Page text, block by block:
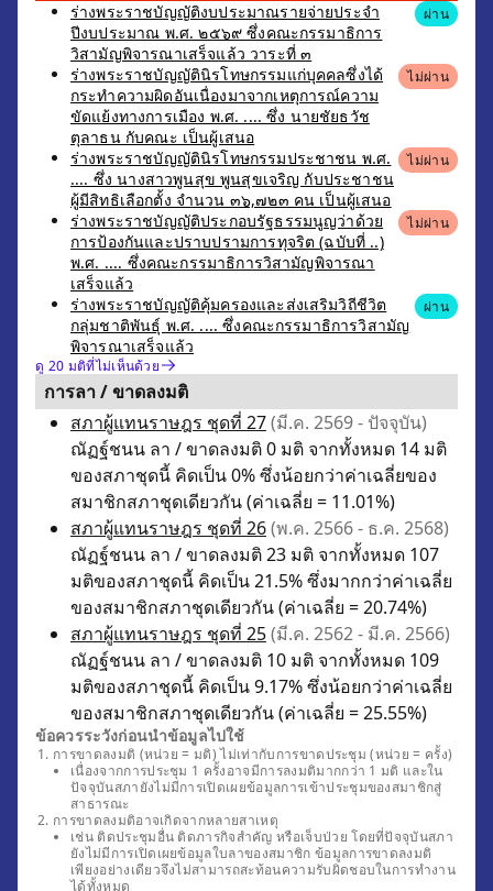
ร่างพระราชบัญญัติงบประมาณรายจ่ายประจำ
ปีงบประมาณ พ.ศ. ๒๕๖๙ ซึ่งคณะกรรมาธิการ
วิสามัญพิจารณาเสร็จแล้ว วาระที่ ๓
ผ่าน
ร่างพระราชบัญญัตินิรโทษกรรมแก่บุคคลซึ่งได้
กระทำความผิดอันเนื่องมาจากเหตุการณ์ความ
ขัดแย้งทางการเมือง พ.ศ. .... ซึ่ง นายชัยธวัช
ตุลาธน กับคณะ เป็นผู้เสนอ
ไม่ผ่าน
ร่างพระราชบัญญัตินิรโทษกรรมประชาชน พ.ศ.
.... ซึ่ง นางสาวพูนสุข พูนสุขเจริญ กับประชาชน
ผู้มีสิทธิเลือกตั้ง จำนวน ๓๖,๗๒๓ คน เป็นผู้เสนอ
ไม่ผ่าน
ร่างพระราชบัญญัติประกอบรัฐธรรมนูญว่าด้วย
การป้องกันและปราบปรามการทุจริต (ฉบับที่ ..)
พ.ศ. .... ซึ่งคณะกรรมาธิการวิสามัญพิจารณา
เสร็จแล้ว
ไม่ผ่าน
ร่างพระราชบัญญัติคุ้มครองและส่งเสริมวิถีชีวิต
กลุ่มชาติพันธุ์ พ.ศ. .... ซึ่งคณะกรรมาธิการวิสามัญ
พิจารณาเสร็จแล้ว
ผ่าน
ดู 20 มติที่ไม่เห็นด้วย
การลา / ขาดลงมติ
สภาผู้แทนราษฎร ชุดที่ 27(มี.ค. 2569 - ปัจจุบัน)
ณัฏฐ์ชนน ลา / ขาดลงมติ 0 มติ จากทั้งหมด 14 มติ
ของสภาชุดนี้ คิดเป็น 0% ซึ่งน้อยกว่าค่าเฉลี่ยของ
สมาชิกสภาชุดเดียวกัน (ค่าเฉลี่ย = 11.01%)
สภาผู้แทนราษฎร ชุดที่ 26(พ.ค. 2566 - ธ.ค. 2568)
ณัฏฐ์ชนน ลา / ขาดลงมติ 23 มติ จากทั้งหมด 107
มติของสภาชุดนี้ คิดเป็น 21.5% ซึ่งมากกว่าค่าเฉลี่ย
ของสมาชิกสภาชุดเดียวกัน (ค่าเฉลี่ย = 20.74%)
สภาผู้แทนราษฎร ชุดที่ 25(มี.ค. 2562 - มี.ค. 2566)
ณัฏฐ์ชนน ลา / ขาดลงมติ 10 มติ จากทั้งหมด 109
มติของสภาชุดนี้ คิดเป็น 9.17% ซึ่งน้อยกว่าค่าเฉลี่ย
ของสมาชิกสภาชุดเดียวกัน (ค่าเฉลี่ย = 25.55%)
ข้อควรระวังก่อนนำข้อมูลไปใช้
การขาดลงมติ (หน่วย = มติ) ไม่เท่ากับการขาดประชุม (หน่วย = ครั้ง)
เนื่องจากการประชุม 1 ครั้งอาจมีการลงมติมากกว่า 1 มติ และใน
ปัจจุบันสภายังไม่มีการเปิดเผยข้อมูลการเข้าประชุมของสมาชิกสู่
สาธารณะ
การขาดลงมติอาจเกิดจากหลายสาเหตุ
เช่น ติดประชุมอื่น ติดภารกิจสำคัญ หรือเจ็บป่วย โดยที่ปัจจุบันสภา
ยังไม่มีการเปิดเผยข้อมูลใบลาของสมาชิก ข้อมูลการขาดลงมติ
เพียงอย่างเดียวจึงไม่สามารถสะท้อนความรับผิดชอบในการทำงาน
ได้ทั้งหมด